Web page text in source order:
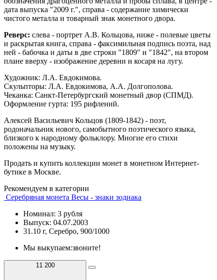
дата выпуска "2009 г.", справа - содержание химически
чистого металла и товарный знак монетного двора.
Реверс: слева - портрет А.В. Кольцова, ниже - полевые цветы
и раскрытая книга, справа - факсимильная подпись поэта, над
ней - бабочка и даты в две строки "1809" и "1842", на втором
плане вверху - изображение деревни и косаря на лугу.
Художник: Л.А. Евдокимова.
Скульпторы: Л.А. Евдокимова, А.А. Долгополова.
Чеканка: Санкт-Петербургский монетный двор (СПМД).
Оформление гурта: 195 рифлений.
Алексей Васильевич Кольцов (1809-1842) - поэт,
родоначальник нового, самобытного поэтического языка,
близкого к народному фольклору. Многие его стихи
положены на музыку.
Продать и купить коллекции монет в монетном Интернет-
бутике в Москве.
Рекомендуем в категории
Серебряная монета Весы - знаки зодиака
Номинал: 3 рубля
Выпуск: 04.07.2003
31.10 г, Серебро, 900/1000
Мы выкупаем:звоните!
11 200